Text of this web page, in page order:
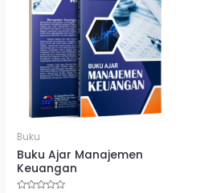
Buku
Buku Ajar Manajemen
Keuangan